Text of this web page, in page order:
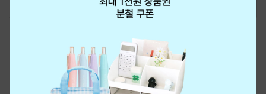
최근 본 상품
eBook 1:1문의/채팅상담
예스이십사(주) 사업자 정보
이용약관
개인정보처리방침
청소년보호정책
PC버전
회사소개 거래처관계자께